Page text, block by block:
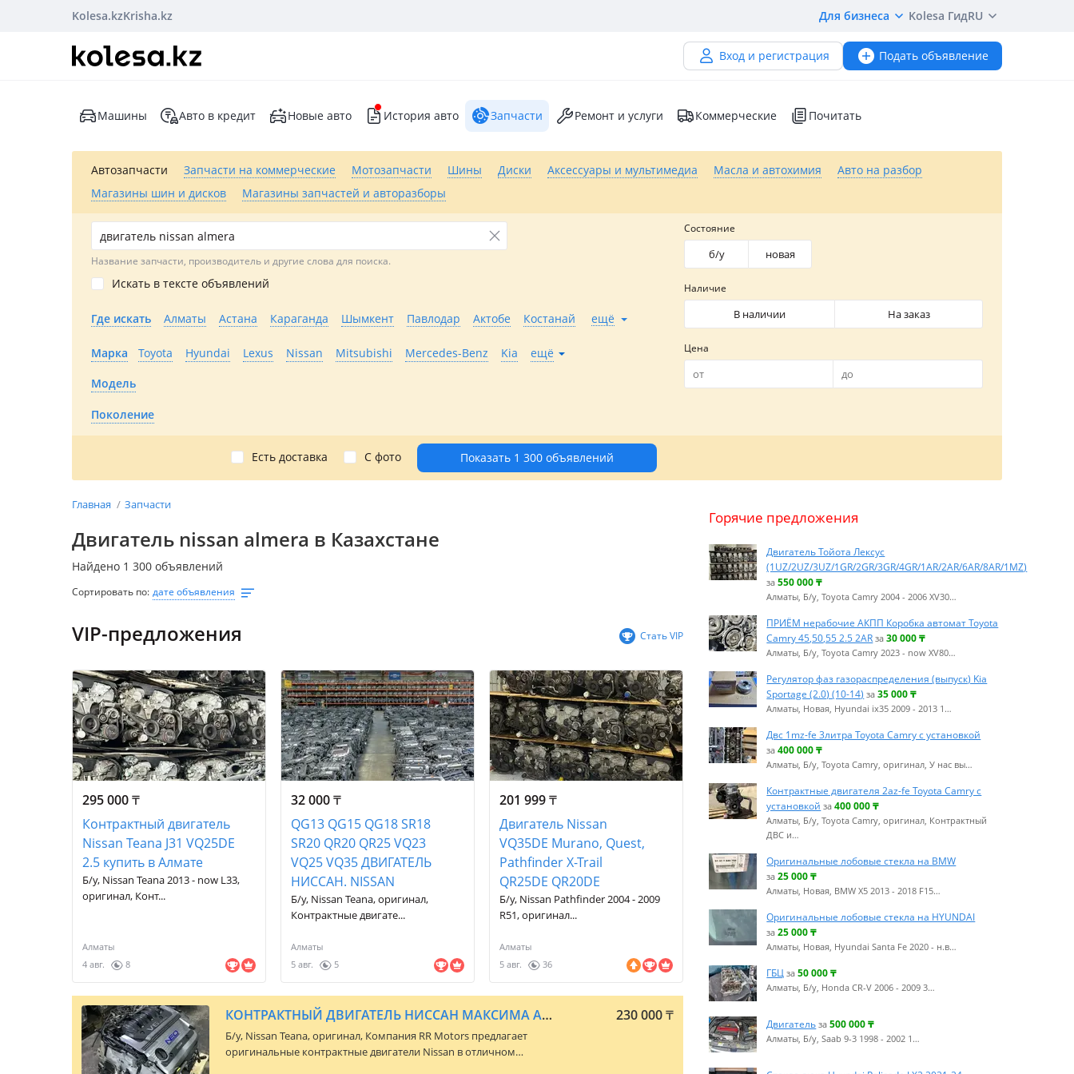
Kolesa.kzKrisha.kz Для бизнеса Kolesa ГидRU
Вход и регистрация Подать объявление
Машины Авто в кредит Новые авто История авто Запчасти Ремонт и услуги Коммерческие Почитать
Автозапчасти Запчасти на коммерческие Мотозапчасти Шины Диски Аксессуары и мультимедиа Масла и автохимия
Авто на разбор
Магазины шин и дисков
Магазины запчастей и авторазборы
Название запчасти, производитель и другие слова для поиска.
Искать в тексте объявлений
Где искать Алматы Астана Караганда Шымкент Павлодар Актобе Костанай ещё
Марка Toyota Hyundai Lexus Nissan Mitsubishi Mercedes-Benz Kia ещё
Модель
Поколение
Состояние
б/y новая
Наличие
В наличии На заказ
Цена
Показать 1 300 объявлений
Есть доставка С фото
Главная Запчасти
Двигатель nissan almera в Казахстане
Найдено 1 300 объявлений
Сортировать по: дате объявления
VIP-предложения Стать VIP
295 000₸
Контрактный двигатель
Nissan Teana J31 VQ25DE
2.5 купить в Алмате
Б/у, Nissan Teana 2013 - now L33,
оригинал, Конт...
Алматы
4 авг.
8
32 000₸
QG13 QG15 QG18 SR18
SR20 QR20 QR25 VQ23
VQ25 VQ35 ДВИГАТЕЛЬ
НИССАН. NISSAN
Б/у, Nissan Teana, оригинал,
Контрактные двигате...
Алматы
5 авг.
5
201 999₸
Двигатель Nissan
VQ35DE Murano, Quest,
Pathfinder X-Trail
QR25DE QR20DE
Б/у, Nissan Pathfinder 2004 - 2009
R51, оригинал...
Алматы
5 авг.
36
КОНТРАКТНЫЙ ДВИГАТЕЛЬ НИССАН МАКСИМА А33 2.5 НЕО NISSAN MAXIMA A33 NEO 230 000₸
Б/y, Nissan Teana, оригинал, Компания RR Motors предлагает
оригинальные контрактные двигатели Nissan в отличном
Горячие предложения
Двигатель Тойота Лексус
(1UZ/2UZ/3UZ/1GR/2GR/3GR/4GR/1AR/2AR/6AR/8AR/1MZ)
за550 000₸
Алматы, Б/у, Toyota Camry 2004 - 2006 XV30…
ПPИËM нерабочие АКПП Коробка автомат Toyota
Camry 45,50,55 2.5 2AR за30 000₸
Алматы, Б/у, Toyota Camry 2023 - now XV80…
Регулятор фаз газораспределения (выпуск) Kia
Sportage (2.0) (10-14) за35 000₸
Алматы, Новая, Hyundai ix35 2009 - 2013 1…
Двс 1mz-fe 3литра Toyota Camry с установкой
за400 000₸
Алматы, Б/у, Toyota Camry, оригинал, У нас вы…
Контрактные двигателя 2az-fe Toyota Camry с
установкой за400 000₸
Алматы, Б/у, Toyota Camry, оригинал, Контрактный
ДВС и…
Оригинальные лобовые стекла на BMW
за25 000₸
Алматы, Новая, BMW X5 2013 - 2018 F15…
Оригинальные лобовые стекла на HYUNDAI
за25 000₸
Алматы, Новая, Hyundai Santa Fe 2020 - н.в…
ГБЦ за50 000₸
Алматы, Б/у, Honda CR-V 2006 - 2009 3…
Двигатель за500 000₸
Алматы, Б/у, Saab 9-3 1998 - 2002 1…